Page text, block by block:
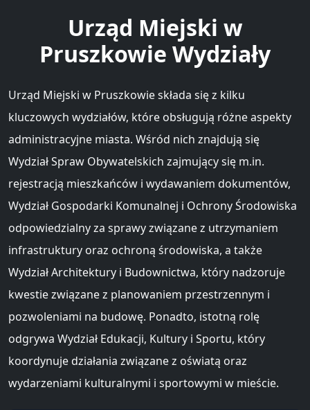
Urząd Miejski w
Pruszkowie Wydziały
Urząd Miejski w Pruszkowie składa się z kilku
kluczowych wydziałów, które obsługują różne aspekty
administracyjne miasta. Wśród nich znajdują się
Wydział Spraw Obywatelskich zajmujący się m.in.
rejestracją mieszkańców i wydawaniem dokumentów,
Wydział Gospodarki Komunalnej i Ochrony Środowiska
odpowiedzialny za sprawy związane z utrzymaniem
infrastruktury oraz ochroną środowiska, a także
Wydział Architektury i Budownictwa, który nadzoruje
kwestie związane z planowaniem przestrzennym i
pozwoleniami na budowę. Ponadto, istotną rolę
odgrywa Wydział Edukacji, Kultury i Sportu, który
koordynuje działania związane z oświatą oraz
wydarzeniami kulturalnymi i sportowymi w mieście.